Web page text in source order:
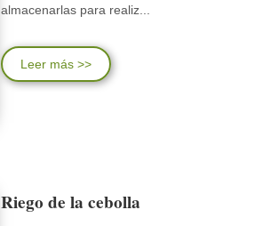
almacenarlas para realiz...
Leer más >>
Riego de la cebolla